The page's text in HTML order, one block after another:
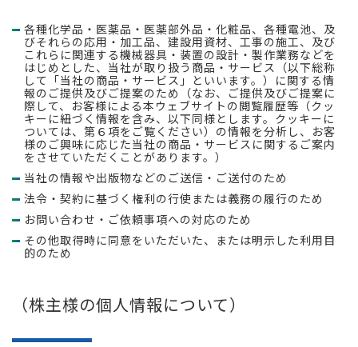
各種化学品・医薬品・医薬部外品・化粧品、各種電池、及
びそれらの応用・加工品、建設用資材、工事の施工、及び
これらに関連する機械器具・装置の設計・製作業務などを
はじめとした、当社が取り扱う商品・サービス（以下総称
して「当社の商品・サービス」といいます。）に関する情
報のご提供及びご提案のため（なお、ご提供及びご提案に
際して、お客様による本ウェブサイトの閲覧履歴等（クッ
キーに紐づく情報を含み、以下同様とします。クッキーに
ついては、第６項をご覧ください）の情報を分析し、お客
様のご興味に応じた当社の商品・サービスに関するご案内
をさせていただくことがあります。）
当社の情報や出版物などのご送信・ご送付のため
法令・契約に基づく権利の行使または義務の履行のため
お問い合わせ・ご依頼事項への対応のため
その他取得時に同意をいただいた、または明示した利用目
的のため
（株主様の個人情報について）